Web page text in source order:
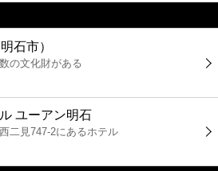
石市）
の文化財がある
ユーアン明石
二見747-2にあるホテル